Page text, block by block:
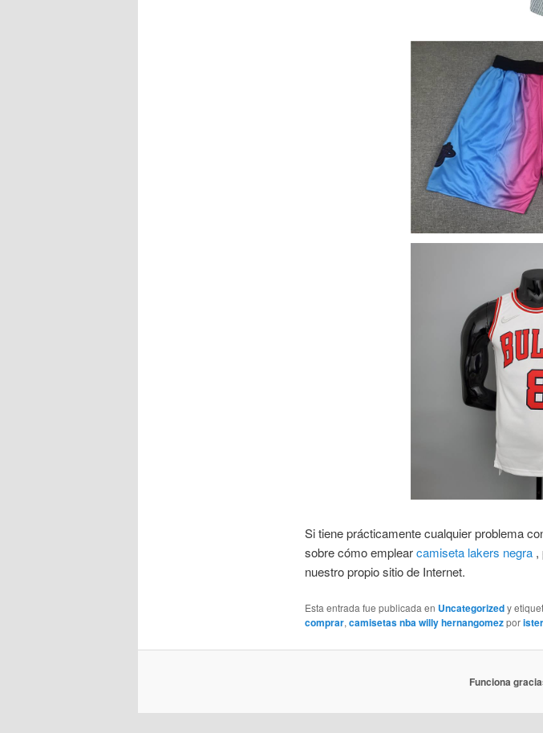
Si tiene prácticamente cualquier problema
sobre cómo emplearcamiseta lakers negra,
nuestro propio sitio de Internet.
Esta entrada fue publicada en Uncategorizedy
comprar, camisetas nba willy hernangomezpor
Funciona